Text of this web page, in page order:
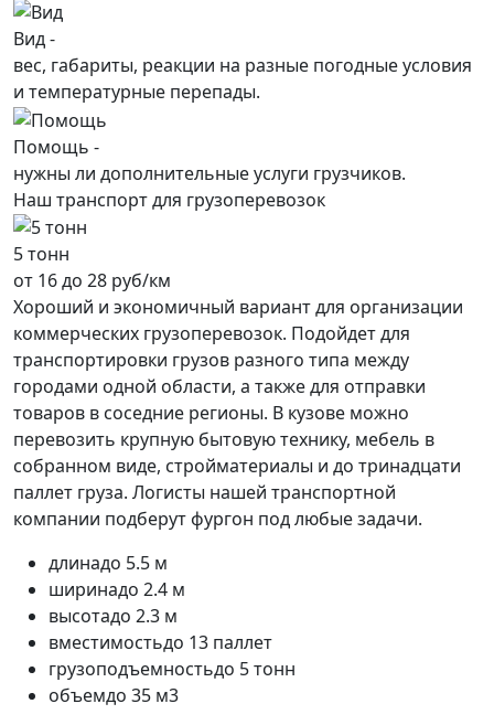
Вид -
вес, габариты, реакции на разные погодные условия
и температурные перепады.
Помощь -
нужны ли дополнительные услуги грузчиков.
Наш транспорт для грузоперевозок
5 тонн
от 16 до 28 руб/км
Хороший и экономичный вариант для организации
коммерческих грузоперевозок. Подойдет для
транспортировки грузов разного типа между
городами одной области, а также для отправки
товаров в соседние регионы. В кузове можно
перевозить крупную бытовую технику, мебель в
собранном виде, стройматериалы и до тринадцати
паллет груза. Логисты нашей транспортной
компании подберут фургон под любые задачи.
длинадо 5.5 м
ширинадо 2.4 м
высотадо 2.3 м
вместимостьдо 13 паллет
грузоподъемностьдо 5 тонн
объемдо 35 м3